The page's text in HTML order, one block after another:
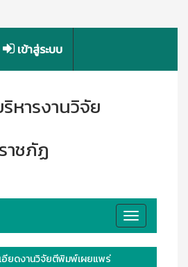
เข้าสู่ระบบ
หารงานวิจัย
าชภัฏ
Toggle
navigation
อียดงานวิจัยตีพิมพ์เผยแพร่